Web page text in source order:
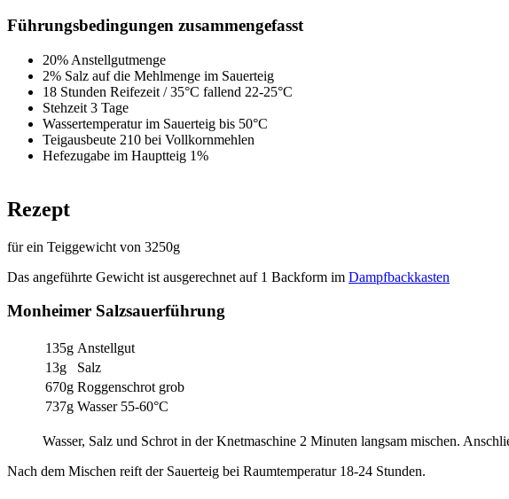
Führungsbedingungen zusammengefasst
20% Anstellgutmenge
2% Salz auf die Mehlmenge im Sauerteig
18 Stunden Reifezeit / 35°C fallend 22-25°C
Stehzeit 3 Tage
Wassertemperatur im Sauerteig bis 50°C
Teigausbeute 210 bei Vollkornmehlen
Hefezugabe im Hauptteig 1%
Rezept
für ein Teiggewicht von 3250g
Das angeführte Gewicht ist ausgerechnet auf 1 Backform im Dampfbackkasten
Monheimer Salzsauerführung
135g Anstellgut
13g
Salz
670g Roggenschrot grob
737g Wasser 55-60°C
Wasser, Salz und Schrot in der Knetmaschine 2 Minuten langsam mischen.
Nach dem Mischen reift der Sauerteig bei Raumtemperatur 18-24 Stunden.